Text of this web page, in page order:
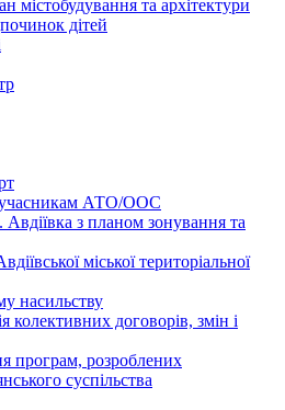
містобудування та архітектури
дітей
учасникам АТО/ООС
з планом зонування та
міської територіальної
насильству
колективних договорів, змін і
програм, розроблених
суспільства